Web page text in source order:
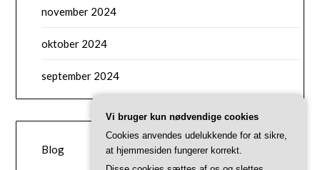
november 2024
oktober 2024
september 2024
CATEGORIES
Blog
Vi bruger kun nødvendige cookies
Cookies anvendes udelukkende for at sikre,
at hjemmesiden fungerer korrekt.